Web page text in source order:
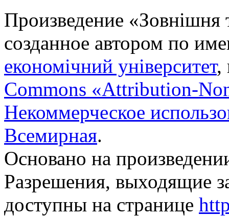
Произведение «Зовнішня
созданное автором по
економічний університет,
Commons «Attribution-
Некоммерческое
Всемирная.
Основано на
Разрешения, выходящие
доступны на странице